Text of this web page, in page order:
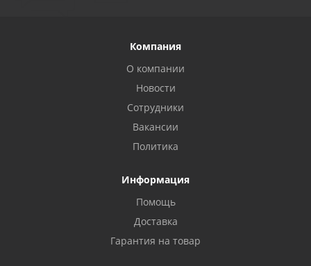
Компания
О компании
Новости
Сотрудники
Вакансии
Политика
Информация
Помощь
Доставка
Гарантия на товар